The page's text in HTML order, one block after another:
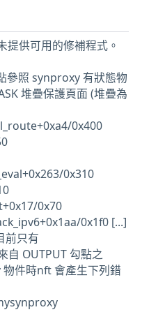
供可用的修補程式。
照 synproxy 有狀態物
堆疊保護頁面 (堆疊為
0x400
0x310
0x70
0x1f0 [...]
只有
自 OUTPUT 勾點之
件時nft 會產生下列錯